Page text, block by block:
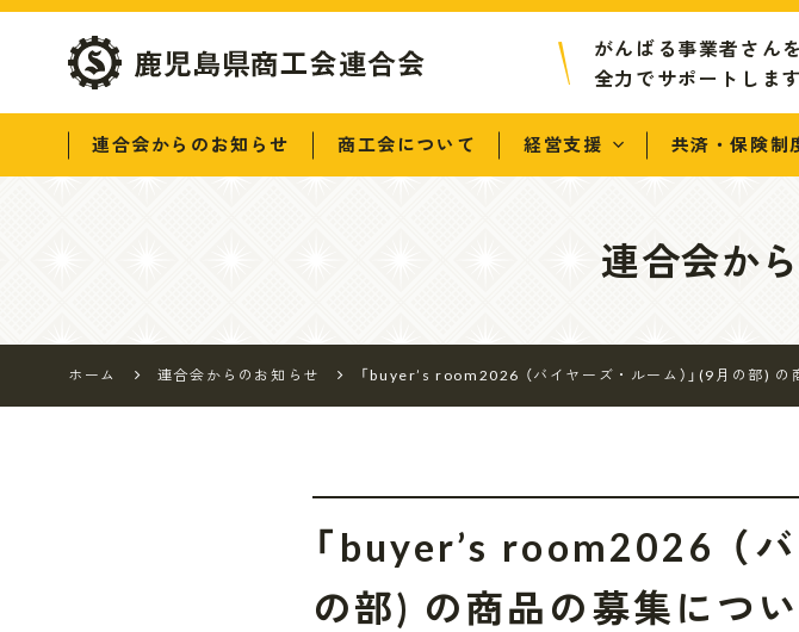
鹿児島県商工会連
がんばる事業者さんを
全力でサポートします
連合会からのお知らせ 商工会について 経営支援 共済・保険制
連合会か
ホーム 連合会からのお知らせ 「buyer’s room2026 （バイヤーズ・ルーム）」(9月の部) の
「buyer’s room2026 （
の部) の商品の募集につ